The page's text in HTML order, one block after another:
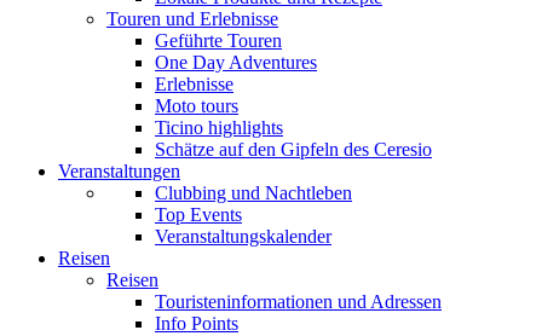
Touren und Erlebnisse
Geführte Touren
One Day Adventures
Erlebnisse
Moto tours
Ticino highlights
Schätze auf den Gipfeln des Ceresio
Veranstaltungen
Clubbing und Nachtleben
Top Events
Veranstaltungskalender
Reisen
Reisen
Touristeninformationen und Adressen
Info Points